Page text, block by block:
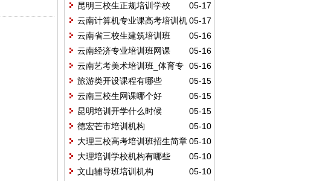
05-17
昆明三校生正规培训学校
05-17
云南计算机专业课高考培训机
构
05-16
云南省三校生建筑培训班
05-16
云南经济专业培训班网课
05-16
云南艺考美术培训班_体育专
业培训学校
05-15
旅游类开设课程有哪些
05-15
云南三校生网课哪个好
05-15
昆明培训开学什么时候
05-10
德宏芒市培训机构
05-10
大理三校高考培训班招生简章
05-10
大理培训学校机构有哪些
05-10
文山辅导班培训机构